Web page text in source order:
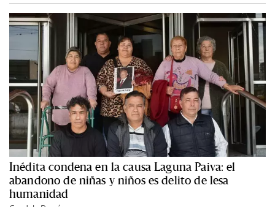
Inédita condena en la causa Laguna Paiva: el
abandono de niñas y niños es delito de lesa
humanidad